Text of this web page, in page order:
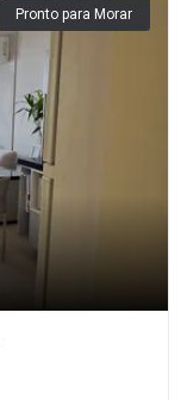
Pronto para Morar